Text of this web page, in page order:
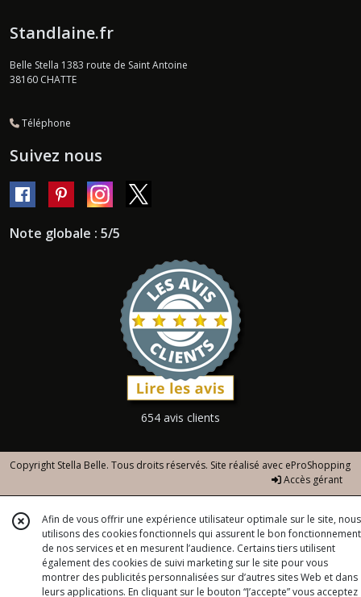
Standlaine.fr
Belle Stella 1383 route de Saint Antoine
38160 CHATTE
Téléphone
Suivez nous
Note globale : 5/5
654 avis clients
Copyright Stella Belle. Tous droits réservés. Site réalisé avec eProShopping
Accès gérant
Afin de vous offrir une expérience utilisateur optimale sur le site, nous
utilisons des cookies fonctionnels qui assurent le bon fonctionnement
de nos services et en mesurent l’audience. Certains tiers utilisent
également des cookies de suivi marketing sur le site pour vous
montrer des publicités personnalisées sur d’autres sites Web et dans
leurs applications. En cliquant sur le bouton “J’accepte” vous acceptez